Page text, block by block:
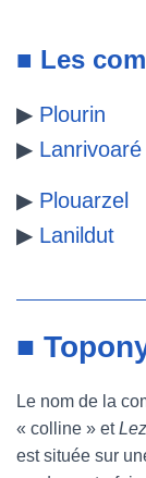
■ Les
▶ Plourin
▶ Lanrivoaré
▶ Plouarzel
▶ Lanildut
■
Le nom de la
« colline » etLez
est située sur